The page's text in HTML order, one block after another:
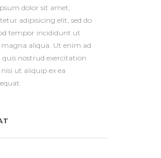
dolor sit amet,
adipisicing elit, sed do
tempor incididunt ut
magna aliqua. Ut enim ad
nostrud exercitation
ut aliquip ex ea